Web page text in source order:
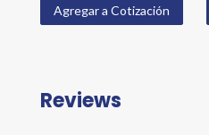
Agregar a Cotización
Reviews